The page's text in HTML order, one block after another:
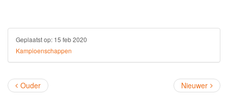
Geplaatst op: 15 feb 2020
Kampioenschappen
Ouder Nieuwer